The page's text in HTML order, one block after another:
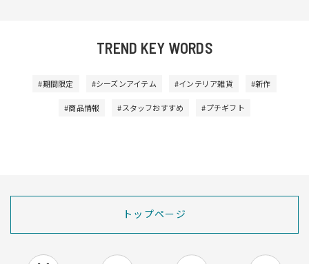
TREND KEY WORDS
#期間限定 #シーズンアイテム #インテリア雑貨 #新作
#商品情報 #スタッフおすすめ #プチギフト
トップページ